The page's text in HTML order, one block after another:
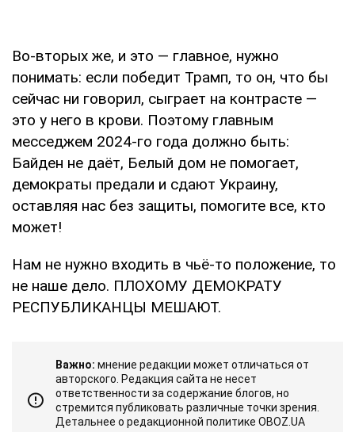
Во-вторых же, и это — главное, нужно
понимать: если победит Трамп, то он, что бы
сейчас ни говорил, сыграет на контрасте —
это у него в крови. Поэтому главным
месседжем 2024-го года должно быть:
Байден не даёт, Белый дом не помогает,
демократы предали и сдают Украину,
оставляя нас без защиты, помогите все, кто
может!
Нам не нужно входить в чьё-то положение, то
не наше дело. ПЛОХОМУ ДЕМОКРАТУ
РЕСПУБЛИКАНЦЫ МЕШАЮТ.
Важно: мнение редакции может отличаться от
авторского. Редакция сайта не несет
ответственности за содержание блогов, но
стремится публиковать различные точки зрения.
Детальнее о редакционной политике OBOZ.UA